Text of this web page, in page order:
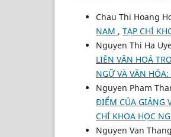
Chau Thi Hoang
NAM , TẠP CHÍ
Nguyen Thi Ha
LIÊN VĂN HOÁ
NGỮ VÀ VĂN
Nguyen Pham
ĐIỂM CỦA GIẢNG
CHÍ KHOA HỌC
Nguyen Van